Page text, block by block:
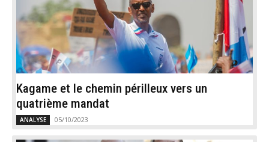
Kagame et le chemin périlleux vers un
quatrième mandat
ANALYSE 05/10/2023